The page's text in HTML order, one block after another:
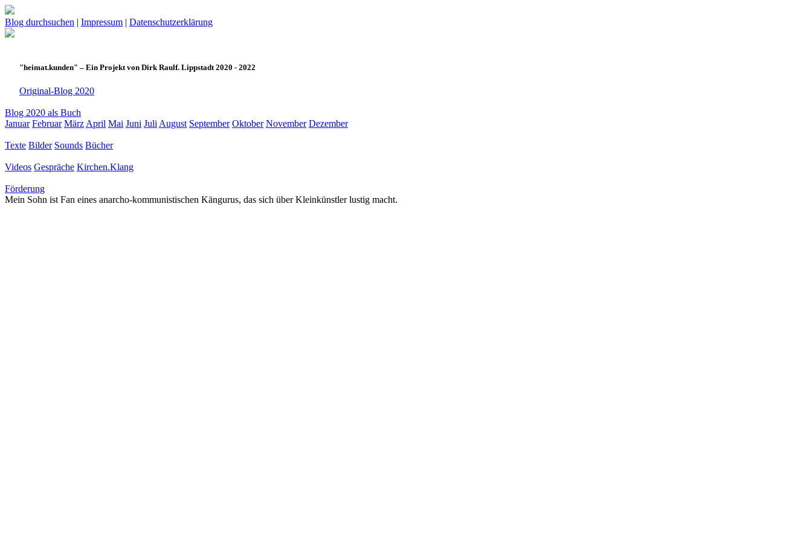
Blog durchsuchen | Impressum | Datenschutzerklärung
"heimat.kunden" – Ein Projekt von Dirk Raulf. Lippstadt 2020 - 2022
Original-Blog 2020
Blog 2020 als Buch
Januar Februar März April Mai Juni Juli August September Oktober November Dezember
Texte Bilder Sounds Bücher
Videos Gespräche Kirchen.Klang
Förderung
Mein Sohn ist Fan eines anarcho-kommunistischen Kängurus, das sich über Kleinkünstler lustig macht.